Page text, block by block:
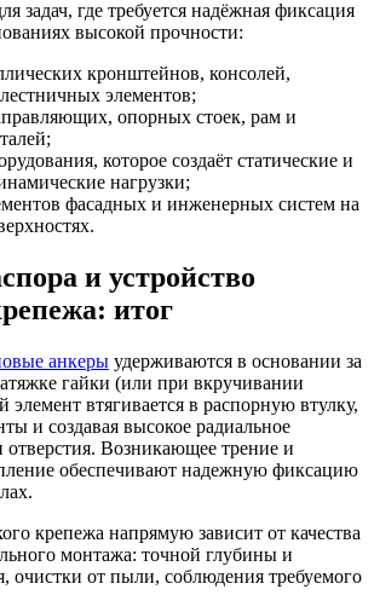
задач, где требуется надёжная фиксация
высокой прочности:
кронштейнов, консолей,
элементов;
опорных стоек, рам и
которое создаёт статические и
нагрузки;
фасадных и инженерных систем на
и устройство
итог
анкеры удерживаются в основании за
гайки (или при вкручивании
втягивается в распорную втулку,
и создавая высокое радиальное
отверстия. Возникающее трение и
обеспечивают надежную фиксацию
крепежа напрямую зависит от качества
монтажа: точной глубины и
очистки от пыли, соблюдения требуемого